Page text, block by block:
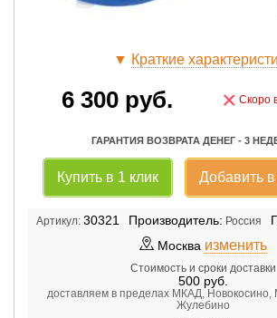
▼ Краткие
6 300 руб. × Скоро
ГАРАНТИЯ ВОЗВРАТА ДЕНЕГ - 3
Купить в 1 клик Добавить в
Артикул: 30321 Производитель: Россия
Москва изменить
Стоимость и сроки доставки
500руб.
доставляем в пределах МКАД, Новокосино,
Жулебино